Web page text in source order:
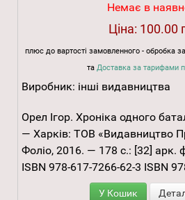
Немає в
Ціна: 100.00
плюс до вартості замовленного - обробка
та Доставка за тарифами
Виробник: інші видавництва
Орел Ігор. Хроніка одного
— Харків: ТОВ «Видавництво
Фоліо, 2016. — 178 с.: [32] арк.
ISBN 978-617-7266-62-3 ISBN
У Кошик